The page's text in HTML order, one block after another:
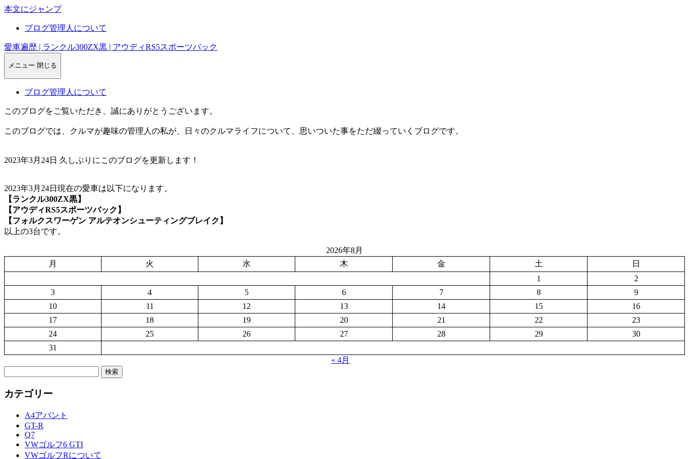
本文にジャンプ
ブログ管理人について
愛車遍歴 | ランクル300ZX黒 | アウディRS5スポーツバック
メニュー 閉じる
ブログ管理人について
このブログをご覧いただき、誠にありがとうございます。
このブログでは、クルマが趣味の管理人の私が、日々のクルマライフについて、思いついた事をただ綴っていくブログです。
2023年3月24日 久しぶりにこのブログを更新します！
2023年3月24日現在の愛車は以下になります。
【ランクル300ZX黒】
【アウディRS5スポーツバック】
【フォルクスワーゲン アルテオンシューティングブレイク】
以上の3台です。
2026年8月
月
火 水 木 金 土
日
1
2
3
4 5 6 7 8
9
10
11 12 13 14 15
16
17
18 19 20 21 22
23
24
25 26 27 28 29
30
31
« 4月
カテゴリー
A4アバント
GT-R
Q7
VWゴルフ6 GTI
VWゴルフRについて